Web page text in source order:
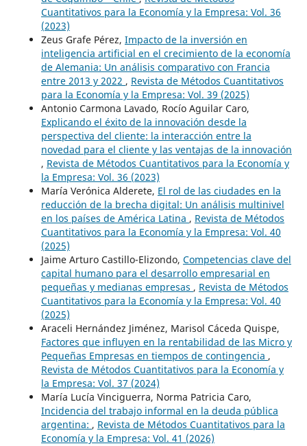
Cuantitativos para la Economía y la Empresa: Vol. 36
(2023)
Zeus Grafe Pérez, Impacto de la inversión en
inteligencia artificial en el crecimiento de la economía
de Alemania: Un análisis comparativo con Francia
entre 2013 y 2022 , Revista de Métodos Cuantitativos
para la Economía y la Empresa: Vol. 39 (2025)
Antonio Carmona Lavado, Rocío Aguilar Caro,
Explicando el éxito de la innovación desde la
perspectiva del cliente: la interacción entre la
novedad para el cliente y las ventajas de la innovación
, Revista de Métodos Cuantitativos para la Economía y
la Empresa: Vol. 36 (2023)
María Verónica Alderete, El rol de las ciudades en la
reducción de la brecha digital: Un análisis multinivel
en los países de América Latina , Revista de Métodos
Cuantitativos para la Economía y la Empresa: Vol. 40
(2025)
Jaime Arturo Castillo-Elizondo, Competencias clave del
capital humano para el desarrollo empresarial en
pequeñas y medianas empresas , Revista de Métodos
Cuantitativos para la Economía y la Empresa: Vol. 40
(2025)
Araceli Hernández Jiménez, Marisol Cáceda Quispe,
Factores que influyen en la rentabilidad de las Micro y
Pequeñas Empresas en tiempos de contingencia ,
Revista de Métodos Cuantitativos para la Economía y
la Empresa: Vol. 37 (2024)
María Lucía Vinciguerra, Norma Patricia Caro,
Incidencia del trabajo informal en la deuda pública
argentina: , Revista de Métodos Cuantitativos para la
Economía y la Empresa: Vol. 41 (2026)